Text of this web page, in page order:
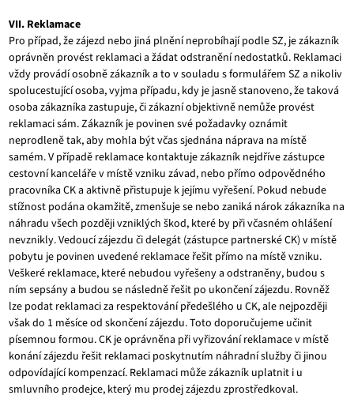
VII. Reklamace
Pro případ, že zájezd nebo jiná plnění neprobíhají podle SZ, je zákazník
oprávněn provést reklamaci a žádat odstranění nedostatků. Reklamaci
vždy provádí osobně zákazník a to v souladu s formulářem SZ a nikoliv
spolucestující osoba, vyjma případu, kdy je jasně stanoveno, že taková
osoba zákazníka zastupuje, či zákazní objektivně nemůže provést
reklamaci sám. Zákazník je povinen své požadavky oznámit
neprodleně tak, aby mohla být včas sjednána náprava na místě
samém. V případě reklamace kontaktuje zákazník nejdříve zástupce
cestovní kanceláře v místě vzniku závad, nebo přímo odpovědného
pracovníka CK a aktivně přistupuje k jejímu vyřešení. Pokud nebude
stížnost podána okamžitě, zmenšuje se nebo zaniká nárok zákazníka na
náhradu všech později vzniklých škod, které by při včasném ohlášení
nevznikly. Vedoucí zájezdu či delegát (zástupce partnerské CK) v místě
pobytu je povinen uvedené reklamace řešit přímo na místě vzniku.
Veškeré reklamace, které nebudou vyřešeny a odstraněny, budou s
ním sepsány a budou se následně řešit po ukončení zájezdu. Rovněž
lze podat reklamaci za respektování předešlého u CK, ale nejpozději
však do 1 měsíce od skončení zájezdu. Toto doporučujeme učinit
písemnou formou. CK je oprávněna při vyřizování reklamace v místě
konání zájezdu řešit reklamaci poskytnutím náhradní služby či jinou
odpovídající kompenzací. Reklamaci může zákazník uplatnit i u
smluvního prodejce, který mu prodej zájezdu zprostředkoval.